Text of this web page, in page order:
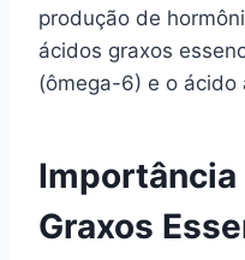
produção de
ácidos graxos
(ômega-6) e o
Graxos